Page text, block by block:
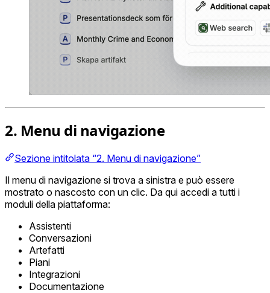
2. Menu di navigazione
Sezione intitolata “2. Menu di navigazione”
Il menu di navigazione si trova a sinistra e può essere
mostrato o nascosto con un clic. Da qui accedi a tutti i
moduli della piattaforma:
Assistenti
Conversazioni
Artefatti
Piani
Integrazioni
Documentazione